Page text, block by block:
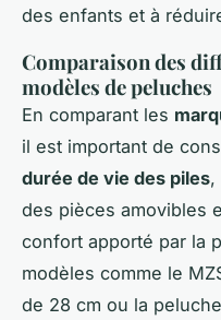
des enfants et à
Comparaison des
modèles de peluches
En comparant les
il est important de
durée de vie des piles,
des pièces amovibles
confort apporté par la
modèles comme le
de 28 cm ou la